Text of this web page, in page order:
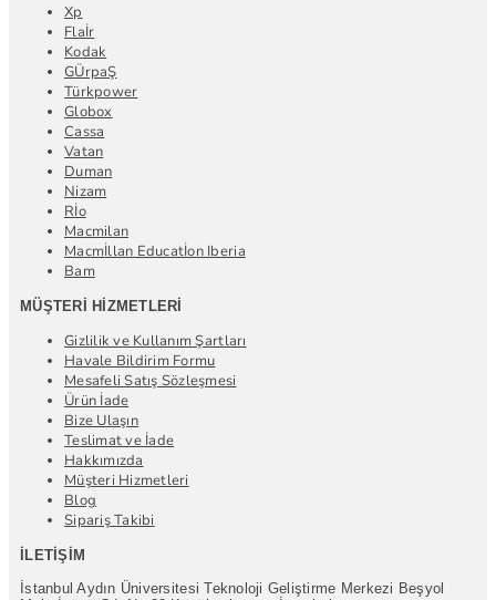
Xp
Flaİr
Kodak
GÜrpaŞ
Türkpower
Globox
Cassa
Vatan
Duman
Nizam
Rİo
Macmilan
Macmİllan Educatİon Iberia
Bam
MÜŞTERI HIZMETLERI
Gizlilik ve Kullanım Şartları
Havale Bildirim Formu
Mesafeli Satış Sözleşmesi
Ürün İade
Bize Ulaşın
Teslimat ve İade
Hakkımızda
Müşteri Hizmetleri
Blog
Sipariş Takibi
İLETIŞIM
İstanbul Aydın Üniversitesi Teknoloji Geliştirme Merkezi Beşyol